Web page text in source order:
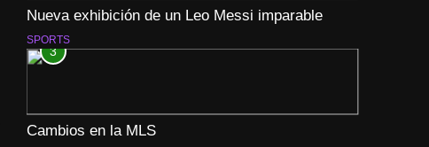
Nueva exhibición de un Leo Messi imparable
SPORTS
3
Cambios en la MLS